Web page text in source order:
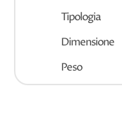
Tipologia
Dimensione
Peso